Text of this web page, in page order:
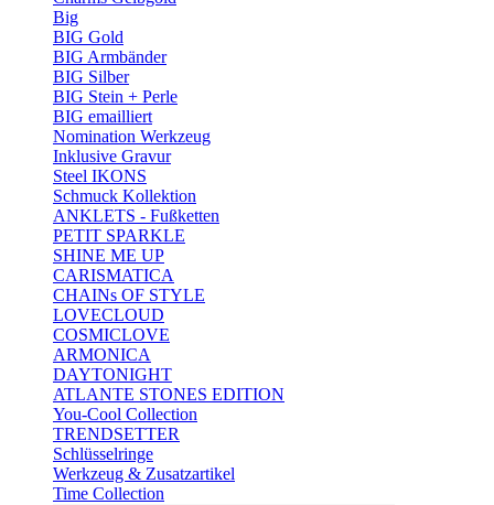
Big
BIG Gold
BIG Armbänder
BIG Silber
BIG Stein + Perle
BIG emailliert
Nomination Werkzeug
Inklusive Gravur
Steel IKONS
Schmuck Kollektion
ANKLETS - Fußketten
PETIT SPARKLE
SHINE ME UP
CARISMATICA
CHAINs OF STYLE
LOVECLOUD
COSMICLOVE
ARMONICA
DAYTONIGHT
ATLANTE STONES EDITION
You-Cool Collection
TRENDSETTER
Schlüsselringe
Werkzeug & Zusatzartikel
Time Collection